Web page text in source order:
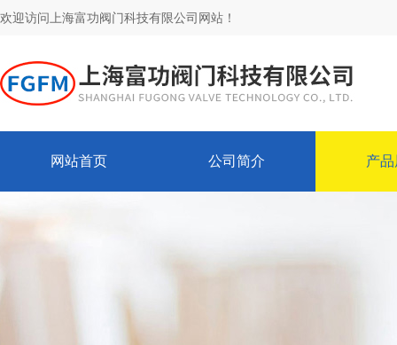
欢迎访问上海富功阀门科技有限公司网站！
网站首页 公司简介 产